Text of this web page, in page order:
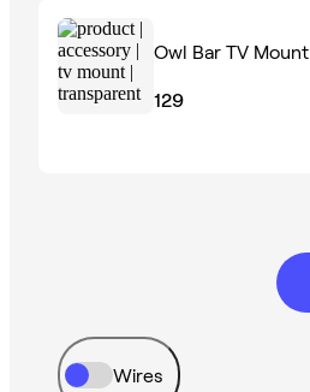
Owl Bar TV Mount
129
Wires